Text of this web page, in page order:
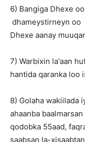
6) Bangiga Dhexe
dhameystirneyn oo
Dhexe aanay
7) Warbixin la'aan
hantida qaranka loo
8) Golaha wakiilada
ahaanba
qodobka 55aad,
saabsan la-